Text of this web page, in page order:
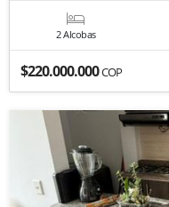
2 Alcobas
$220.000.000COP